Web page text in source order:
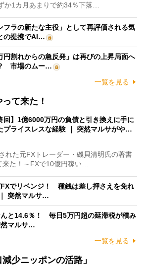
か1カ月あまりで約34％下落…
フラの新たな主役」として再評価される気
の提携でAI…
円割れからの急反発」は再びの上昇局面へ
市場のムー…
一覧を見る
て来た！
回】1億6000万円の負債と引き換えに手に
プライスレスな経験 ｜ 突然マルサがや…
れた元FXトレーダー・磯貝清明氏の著書
来た！～FXで10億円稼い…
FXでリベンジ！ 種銭は差し押さえを免れ
突然マルサ…
んと14.6％！ 毎日5万円超の延滞税が積み
然マルサ…
一覧を見る
少ニッポンの活路」